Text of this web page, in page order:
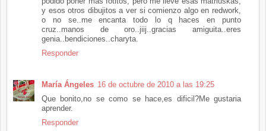
y esos otros dibujitos a ver si comienzo algo en redwork,
o no se..me encanta todo lo q haces en punto
cruz..manos de oro..jiij..gracias amiguita..eres
genia..bendiciones..charyta.
Responder
María Ángeles 16 de octubre de 2010 a las 19:25
Que bonito,no se como se hace,es dificil?Me gustaria
aprender.
Responder